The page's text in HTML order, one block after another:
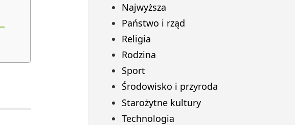
Najwyższa
Państwo i rząd
Religia
Rodzina
Sport
Środowisko i przyroda
Starożytne kultury
Technologia